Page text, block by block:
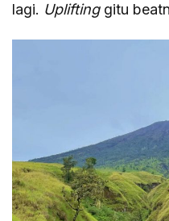
lagi. Upliftinggitu